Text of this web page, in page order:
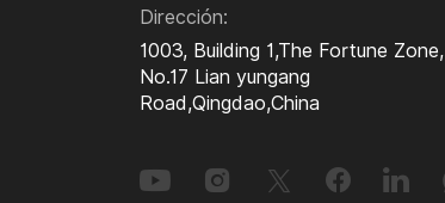
Manta de lana de roca
Tubo de lana de roca
Manta de lana de vidrio
Dirección:
1003, Building 1,The Fortune Zone,
No.17 Lian yungang
Road,Qingdao,China